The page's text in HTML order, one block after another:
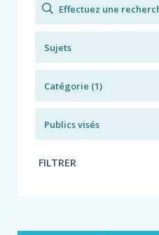
Rechercher
Sujets
Catégorie (1)
Publics visés
FILTRER